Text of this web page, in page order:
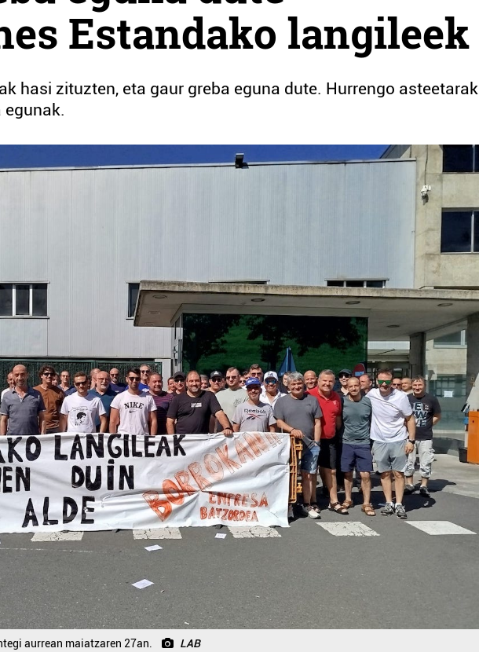
Estandako langileek
hasi zituzten, eta gaur greba eguna dute. Hurrengo
egunak.
aurrean maiatzaren 27an. LAB